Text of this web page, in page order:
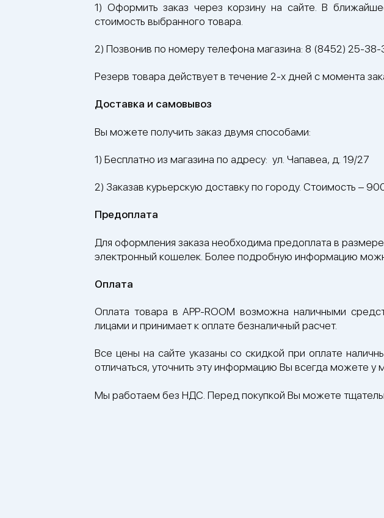
1) Оформить заказ через корзину на сайте. В
стоимость выбранного товара.
2) Позвонив по номеру телефона магазина: 8 (8452) 25-38-
Резерв товара действует в течение 2-х дней с момента
Доставка и самовывоз
Вы можете получить заказ двумя способами:
1) Бесплатно из магазина по адресу: ул. Чапавеа, д. 19/27
2) Заказав курьерскую доставку по городу. Стоимость –
Предоплата
Для оформления заказа необходима предоплата в
электронный кошелек. Более подробную информацию
Оплата
Оплата товара в APP-ROOM возможна наличными
лицами и принимает к оплате безналичный расчет.
Все цены на сайте указаны со скидкой при оплате
отличаться, уточнить эту информацию Вы всегда можете у
Мы работаем без НДС. Перед покупкой Вы можете